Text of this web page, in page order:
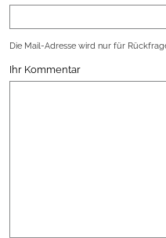
Die Mail-Adresse wird nur für
Ihr Kommentar